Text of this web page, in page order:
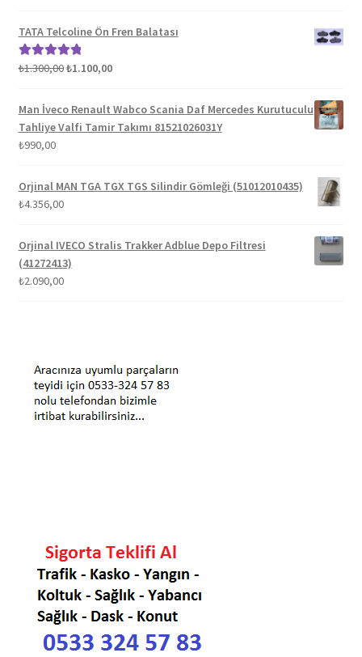
TATA Telcoline Ön Fren Balatası
5 üzerinden
₺1.300,00Orijinal
₺1.300,00.
₺1.100,00Şu
fiyat:
₺1.100,00.
Man İveco Renault Wabco Scania Daf Mercedes Kurutuculu
Tahliye Valfi Tamir Takımı 81521026031Y
₺990,00
Orjinal MAN TGA TGX TGS Silindir Gömleği (51012010435)
₺4.356,00
Orjinal IVECO Stralis Trakker Adblue Depo Filtresi
(41272413)
₺2.090,00